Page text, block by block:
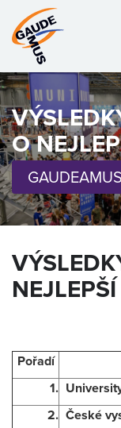
O
Pořadí
1.
2. České